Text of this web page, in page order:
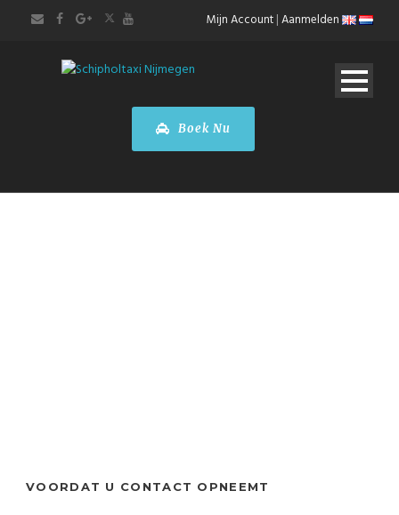
Mijn Account|Aanmelden
Boek Nu
VOORDAT U CONTACT OPNEEMT